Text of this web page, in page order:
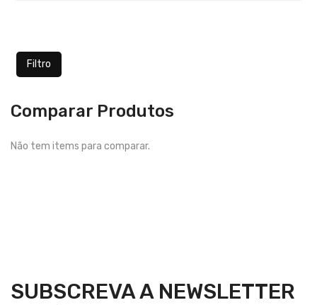
Filtro
Comparar Produtos
Não tem items para comparar.
SUBSCREVA A NEWSLETTER